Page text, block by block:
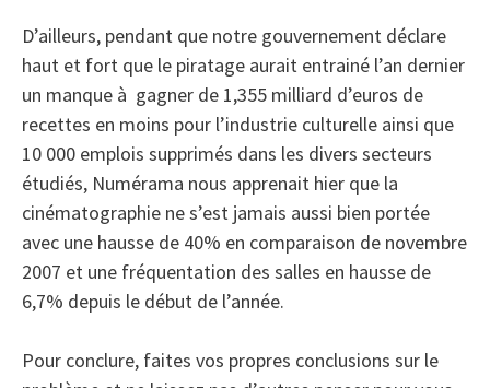
D’ailleurs, pendant que notre gouvernement déclare
haut et fort que le piratage aurait entrainé l’an dernier
un manque à gagner de 1,355 milliard d’euros de
recettes en moins pour l’industrie culturelle ainsi que
10 000 emplois supprimés dans les divers secteurs
étudiés, Numérama nous apprenait hier que la
cinématographie ne s’est jamais aussi bien portée
avec une hausse de 40% en comparaison de novembre
2007 et une fréquentation des salles en hausse de
6,7% depuis le début de l’année.
Pour conclure, faites vos propres conclusions sur le